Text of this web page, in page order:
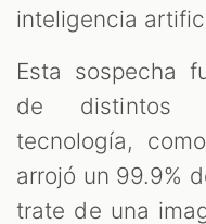
inteligencia
Esta sospecha
de distintos
tecnología, como
arrojó un 99.9%
trate de una